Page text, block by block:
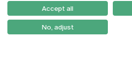
Como
Accept all
No, adjust